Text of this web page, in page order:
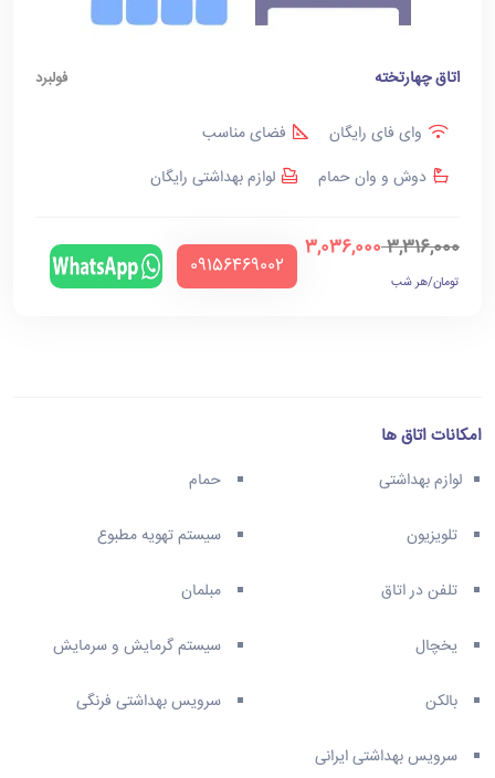
اتاق چهارتخته فولبرد
وای فای رایگان
فضای مناسب
دوش و وان حمام
لوازم بهداشتی رایگان
3,316,000
3,036,000
تومان/هر شب
‪09156469002‬
امکانات اتاق ها
لوازم بهداشتی حمام
تلویزیون سیستم تهویه مطبوع
تلفن در اتاق مبلمان
یخچال سیستم گرمایش و سرمایش
بالکن سرویس بهداشتی فرنگی
سرویس بهداشتی ایرانی